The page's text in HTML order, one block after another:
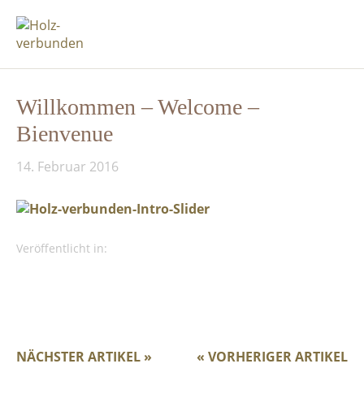
Willkommen – Welcome –
Bienvenue
14. Februar 2016
Veröffentlicht in:
NÄCHSTER ARTIKEL » « VORHERIGER ARTIKEL